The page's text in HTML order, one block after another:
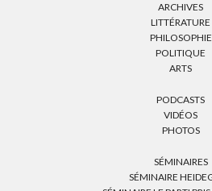
ARCHIVES
LITTÉRATURE
PHILOSOPHIE
POLITIQUE
ARTS
PODCASTS
VIDÉOS
PHOTOS
SÉMINAIRES
SÉMINAIRE